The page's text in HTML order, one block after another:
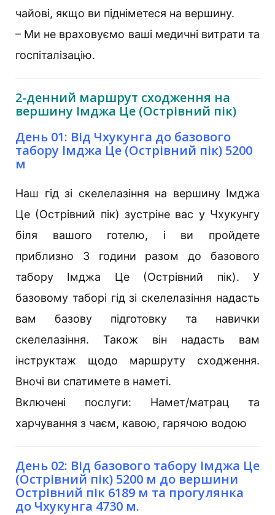
чайові, якщо ви підніметеся на вершину.
– Ми не враховуємо ваші медичні витрати та
госпіталізацію.
2-денний маршрут сходження на
вершину Імджа Це (Острівний пік)
День 01: Від Чхукунга до базового
табору Імджа Це (Острівний пік) 5200
м
Наш гід зі скелелазіння на вершину Імджа
Це (Острівний пік) зустріне вас у Чхукунгу
біля вашого готелю, і ви пройдете
приблизно 3 години разом до базового
табору Імджа Це (Острівний пік). У
базовому таборі гід зі скелелазіння надасть
вам базову підготовку та навички
скелелазіння. Також він надасть вам
інструктаж щодо маршруту сходження.
Вночі ви спатимете в наметі.
Включені послуги: Намет/матрац та
харчування з чаєм, кавою, гарячою водою
День 02: Від базового табору Імджа Це
(Острівний пік) 5200 м до вершини
Острівний пік 6189 м та прогулянка
до Чхукунга 4730 м.